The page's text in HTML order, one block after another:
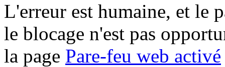
L'erreur est humaine, et le
le blocage n'est pas
la page Pare-feu web activé